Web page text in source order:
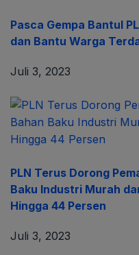
Pasca Gempa Bantul
dan Bantu Warga
Juli 3, 2023
PLN Terus Dorong
Baku Industri Murah
Hingga 44 Persen
Juli 3, 2023